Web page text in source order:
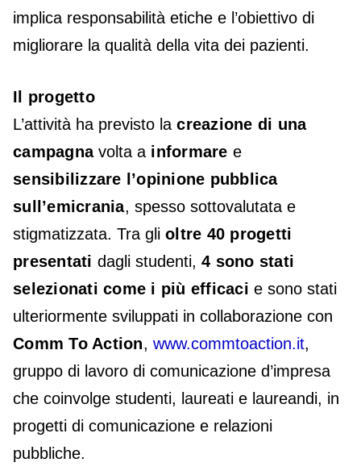
implica responsabilità etiche e l’obiettivo di
migliorare la qualità della vita dei pazienti.
Il progetto
L’attività ha previsto la creazione di una
campagnavolta a informare e
sensibilizzare l’opinione pubblica
sull’emicrania, spesso sottovalutata e
stigmatizzata. Tra gli oltre 40 progetti
presentati dagli studenti, 4 sono stati
selezionati come i più efficaci e sono stati
ulteriormente sviluppati in collaborazione con
Comm To Action, www.commtoaction.it,
gruppo di lavoro di comunicazione d’impresa
che coinvolge studenti, laureati e laureandi, in
progetti di comunicazione e relazioni
pubbliche.